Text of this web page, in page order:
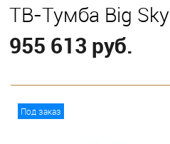
ТВ-Тумба Big Sky
955 613 руб.
Под заказ